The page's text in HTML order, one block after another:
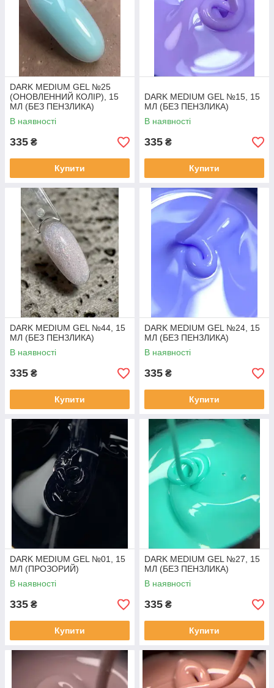
DARK MEDIUM GEL №25
(ОНОВЛЕННИЙ КОЛІР), 15
МЛ (БЕЗ ПЕНЗЛИКА)
В наявності
335 ₴
Купити
DARK MEDIUM GEL №15, 15
МЛ (БЕЗ ПЕНЗЛИКА)
В наявності
335 ₴
Купити
DARK MEDIUM GEL №44, 15
МЛ (БЕЗ ПЕНЗЛИКА)
В наявності
335 ₴
Купити
DARK MEDIUM GEL №24, 15
МЛ (БЕЗ ПЕНЗЛИКА)
В наявності
335 ₴
Купити
DARK MEDIUM GEL №01, 15
МЛ (ПРОЗОРИЙ)
В наявності
335 ₴
Купити
DARK MEDIUM GEL №27, 15
МЛ (БЕЗ ПЕНЗЛИКА)
В наявності
335 ₴
Купити